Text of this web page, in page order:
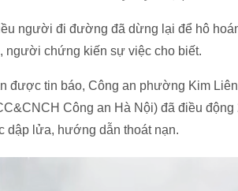
người đi đường đã dừng lại để hô
người chứng kiến sự việc cho biết.
được tin báo, Công an phường Kim
Công an Hà Nội) đã điều
dập lửa, hướng dẫn thoát nạn.